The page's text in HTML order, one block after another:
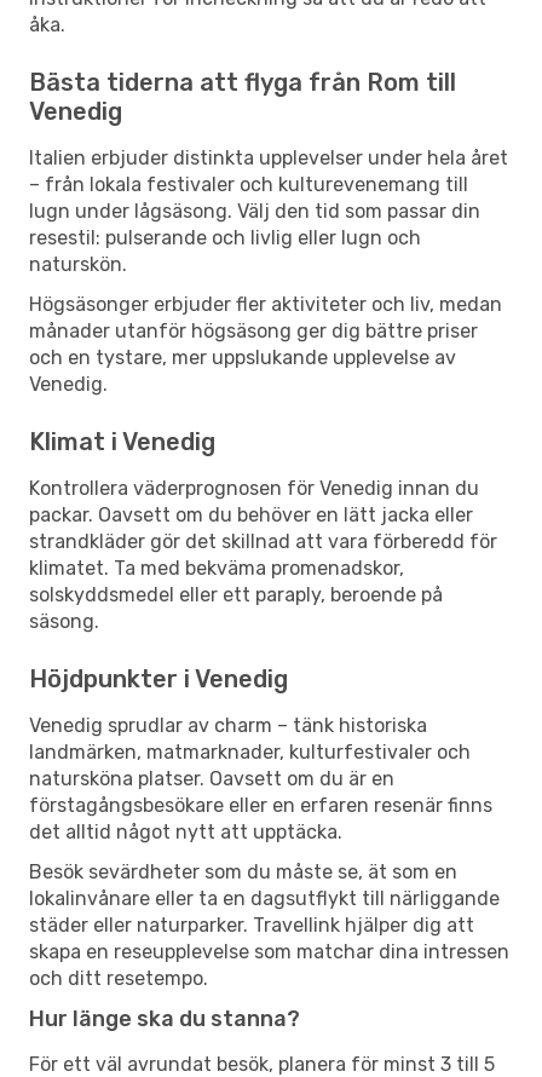
åka.
Bästa tiderna att flyga från Rom till
Venedig
Italien erbjuder distinkta upplevelser under hela året
– från lokala festivaler och kulturevenemang till
lugn under lågsäsong. Välj den tid som passar din
resestil: pulserande och livlig eller lugn och
naturskön.
Högsäsonger erbjuder fler aktiviteter och liv, medan
månader utanför högsäsong ger dig bättre priser
och en tystare, mer uppslukande upplevelse av
Venedig.
Klimat i Venedig
Kontrollera väderprognosen för Venedig innan du
packar. Oavsett om du behöver en lätt jacka eller
strandkläder gör det skillnad att vara förberedd för
klimatet. Ta med bekväma promenadskor,
solskyddsmedel eller ett paraply, beroende på
säsong.
Höjdpunkter i Venedig
Venedig sprudlar av charm – tänk historiska
landmärken, matmarknader, kulturfestivaler och
natursköna platser. Oavsett om du är en
förstagångsbesökare eller en erfaren resenär finns
det alltid något nytt att upptäcka.
Besök sevärdheter som du måste se, ät som en
lokalinvånare eller ta en dagsutflykt till närliggande
städer eller naturparker. Travellink hjälper dig att
skapa en reseupplevelse som matchar dina intressen
och ditt resetempo.
Hur länge ska du stanna?
För ett väl avrundat besök, planera för minst 3 till 5